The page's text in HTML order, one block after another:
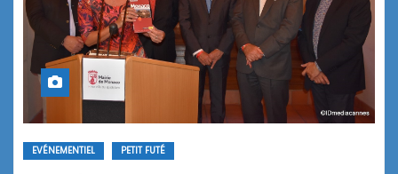
EVÉNEMENTIEL PETIT FUTÉ